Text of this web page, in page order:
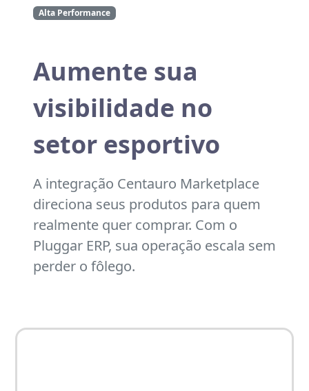
Alta Performance
Aumente sua
visibilidade no
setor esportivo
A integração Centauro Marketplace
direciona seus produtos para quem
realmente quer comprar. Com o
Pluggar ERP, sua operação escala sem
perder o fôlego.